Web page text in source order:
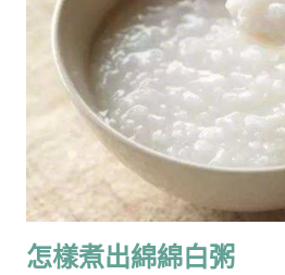
圓形打孔機打出6﹣7個圓形大吉 3．
吉和綠葉擺放的位置 4．大人和小朋
的雙面膠貼，讓其更突出，更有立體
景紙上，先用膠水貼上綠葉和其餘大
接讓上部分揭起，而只用膠水於下半
6，小朋友：貼上有foam的雙面膠貼
小，剪出花盆 8．大人：依花盆大小
方形 9．大人或小朋友：可以在紅色
“福”字的貼紙 ，貼在花盆上 10．小朋
怎樣煮出綿綿白粥